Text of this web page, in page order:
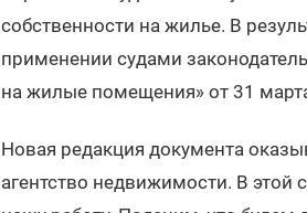
собственности на жилье. В
применении судами
на жилые помещения» от 31
Новая редакция документа
агентство недвижимости. В